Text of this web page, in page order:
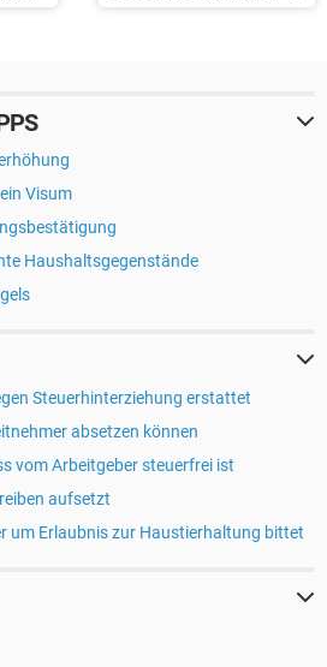
Visum
Haushaltsgegenstände
Steuerhinterziehung erstattet
absetzen können
vom Arbeitgeber steuerfrei ist
aufsetzt
um Erlaubnis zur Haustierhaltung bittet